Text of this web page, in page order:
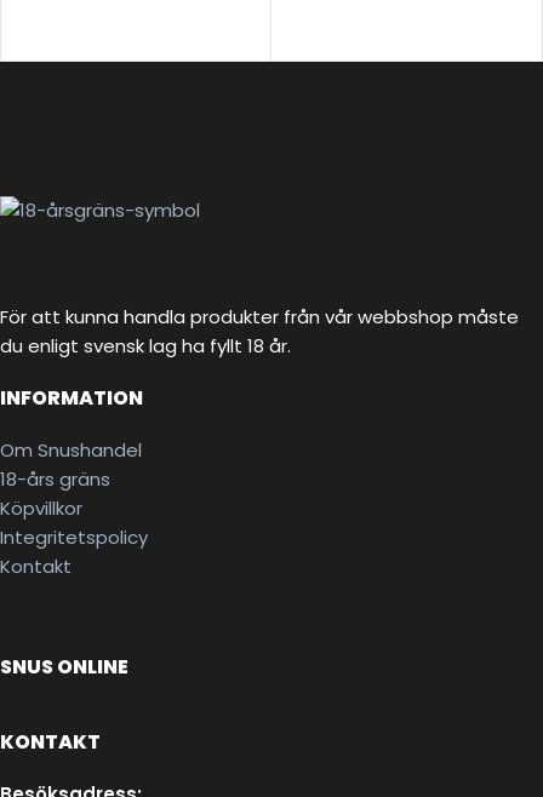
För att kunna handla produkter från vår webbshop måste
du enligt svensk lag ha fyllt 18 år.
INFORMATION
Om Snushandel
18-års gräns
Köpvillkor
Integritetspolicy
Kontakt
SNUS ONLINE
KONTAKT